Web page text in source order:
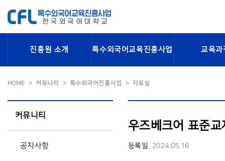
진흥원 소개 특수외국어교육진흥사업 교육과
HOME 커뮤니티 특수외국어진흥사업 자료실
커뮤니티
공지사항
우즈베크어 표준
등록일 2024.05.16